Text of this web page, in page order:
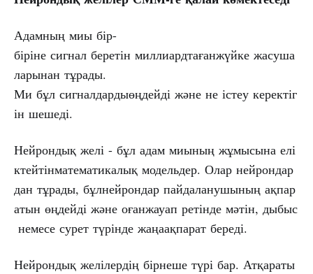
Адамның миы бір-
біріне сигнал беретін миллиардтағанжүйке жасуша
ларынан тұрады.
Ми бұл сигналдардыөңдейді және не істеу керектіг
ін шешеді.
Нейрондық желі - бұл адам миының жұмысына елі
ктейтінматематикалық модельдер. Олар нейрондар
дан тұрады, бұлнейрондар пайдаланушының ақпар
атын өңдейді және оғанжауап ретінде мәтін, дыбыс
немесе сурет түрінде жаңаақпарат береді.
Нейрондық желілердің бірнеше түрі бар. Атқараты